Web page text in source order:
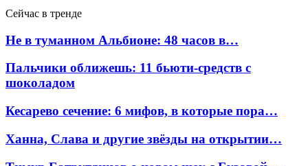
Сейчас в тренде
Не в туманном Альбионе: 48 часов в…
Пальчики оближешь: 11 бьюти-средств с
шоколадом
Кесарево сечение: 6 мифов, в которые пора…
Ханна, Слава и другие звёзды на открытии…